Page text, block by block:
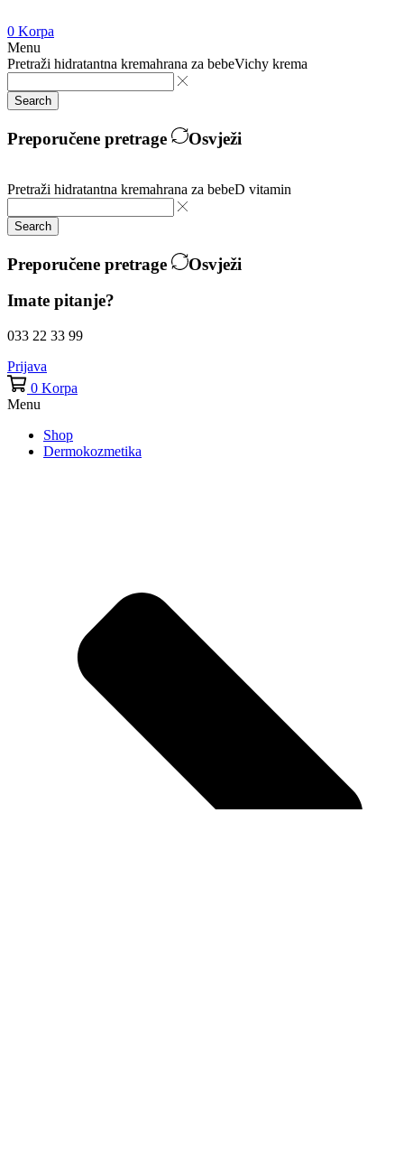
0 Korpa
Menu
Pretraži hidratantna kremahrana za bebeVichy krema
Search
Preporučene pretrage Osvježi
Pretraži hidratantna kremahrana za bebeD vitamin
Search
Preporučene pretrage
Osvježi
Imate pitanje?
033 22 33 99
Prijava
0 Korpa
Menu
Shop
Dermokozmetika